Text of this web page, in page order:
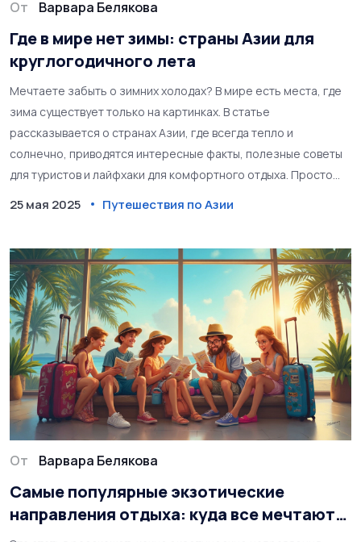
От Варвара Белякова
Где в мире нет зимы: страны Азии для
круглогодичного лета
Мечтаете забыть о зимних холодах? В мире есть места, где
зима существует только на картинках. В статье
рассказывается о странах Азии, где всегда тепло и
солнечно, приводятся интересные факты, полезные советы
для туристов и лайфхаки для комфортного отдыха. Просто
куда поехать за вечным летом прямо сейчас.
25 мая 2025 Путешествия по Азии
От Варвара Белякова
Самые популярные экзотические
направления отдыха: куда все мечтают
поехать